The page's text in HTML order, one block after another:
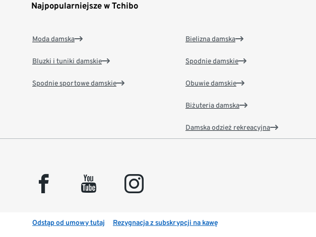
Najpopularniejsze w Tchibo
Moda damska
Bluzki i tuniki damskie
Spodnie sportowe damskie
Bielizna damska
Spodnie damskie
Obuwie damskie
Biżuteria damska
Damska odzież rekreacyjna
facebook youtube instagram
Odstąp od umowy tutaj Rezygnacja z subskrypcji na kawę